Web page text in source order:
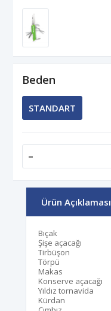
Beden
STANDART
-
Ürün Açıklaması
Bıçak
Şişe açacağı
Tirbüşon
Törpü
Makas
Konserve açacağı
Yıldız tornavida
Kürdan